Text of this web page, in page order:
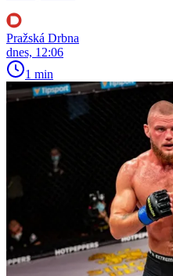
Pražská Drbna
dnes, 12:06
1 min